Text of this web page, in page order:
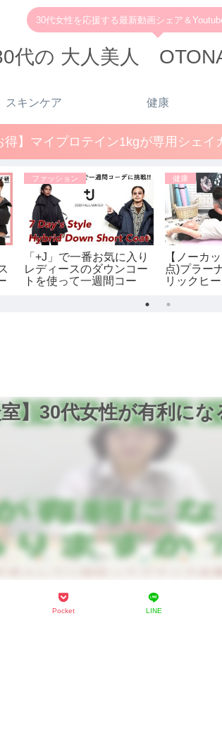
30代女性を応援する最新動画シェア＆
代の 大人美人
スキンケア 健康
】マイプロテイン1kgが専用シェイ
ファッション
「+J」で一番お気に入り
レディースのダウンコー
トを使って一週間コー
ダー】【ハイブリッドダ
健康
【ノーカ
点)プラー
リックヒ
】30代女性が有利にな
Pocket LINE